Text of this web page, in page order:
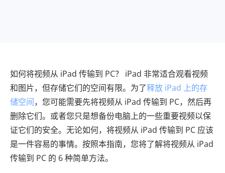
如何将视频从 iPad 传输到 PC？ iPad 非常适合观看视频
和图片，但存储它们的空间有限。为了释放 iPad 上的存
储空间，您可能需要先将视频从 iPad 传输到 PC，然后再
删除它们。或者您只是想备份电脑上的一些重要视频以保
证它们的安全。无论如何，将视频从 iPad 传输到 PC 应该
是一件容易的事情。按照本指南，您将了解将视频从 iPad
传输到 PC 的 6 种简单方法。